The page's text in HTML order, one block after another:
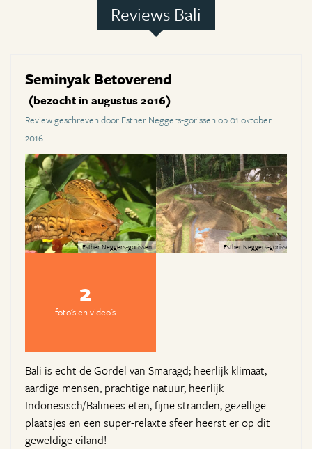
Reviews Bali
Seminyak Betoverend
(bezocht in augustus 2016)
Review geschreven door Esther Neggers-gorissen op 01 oktober
2016
Esther Neggers-gorissen Esther Neggers-gorissen
2
foto's en video's
Bali is echt de Gordel van Smaragd; heerlijk klimaat,
aardige mensen, prachtige natuur, heerlijk
Indonesisch/Balinees eten, fijne stranden, gezellige
plaatsjes en een super-relaxte sfeer heerst er op dit
geweldige eiland!